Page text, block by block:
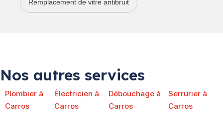
Remplacement de vitre antibruit
Nos autres services
Plombier à
Carros
Électricien à
Carros
Débouchage à
Carros
Serrurier à
Carros